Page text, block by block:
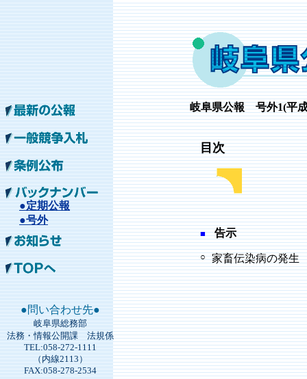
●定期公報
●号外
●問い合わせ先●
岐阜県総務部
法務・情報公開課 法規係
TEL:058-272-1111
（内線2113）
FAX:058-278-2534
岐阜県公報 号外1(平
目次
■ 告示
○ 家畜伝染病の発